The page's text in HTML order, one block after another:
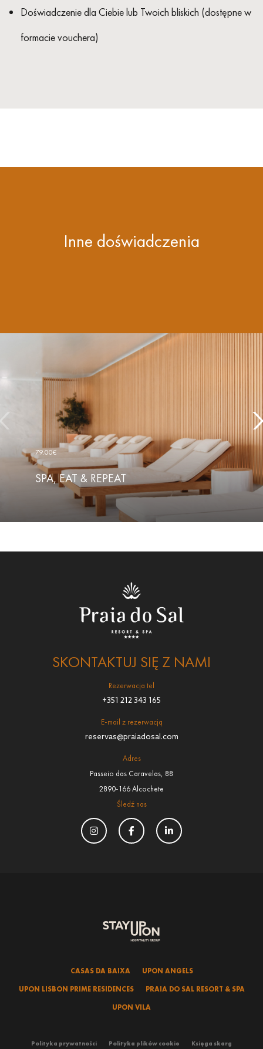
Doświadczenie dla Ciebie lub Twoich bliskich (dostępne w
formacie vouchera)
Inne doświadczenia
79.00€
SPA, EAT & REPEAT
SKONTAKTUJ SIĘ Z NAMI
Rezerwacja tel
+351 212 343 165
E-mail z rezerwacją
reservas@praiadosal.com
Adres
Passeio das Caravelas, 88
2890-166 Alcochete
Śledź nas
CASAS DA BAIXA
UPON ANGELS
UPON LISBON PRIME RESIDENCES
PRAIA DO SAL RESORT & SPA
UPON VILA
Polityka prywatności Polityka plików cookie Księga skarg